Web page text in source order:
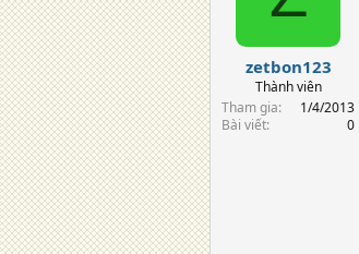
g
zetbon123
Thành viên
Tham gia
1/4/2013
Bài viết
0